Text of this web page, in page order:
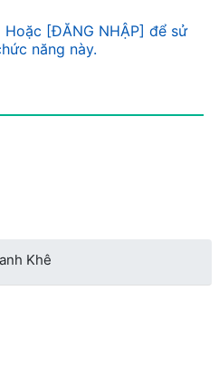
[ĐĂNG NHẬP] để sử
năng này.
Khê